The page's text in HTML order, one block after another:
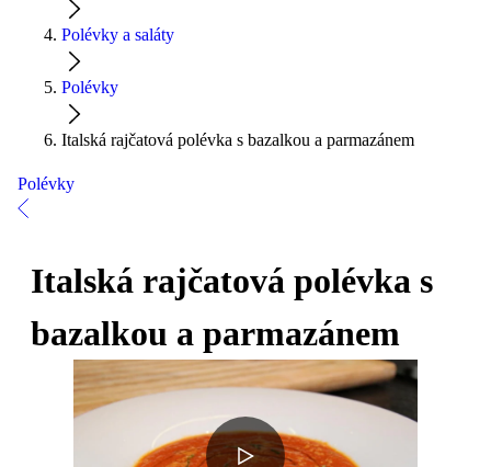
Polévky a saláty
Polévky
Italská rajčatová polévka s bazalkou a parmazánem
Polévky
Italská rajčatová polévka s
bazalkou a parmazánem